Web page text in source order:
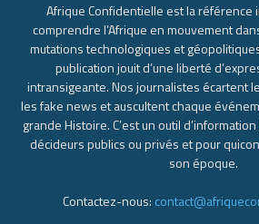
Afrique Confidentielle est la
comprendre l’Afrique en mouvement
mutations technologiques et
publication jouit d’une liberté
intransigeante. Nos journalistes écartent
les fake news et auscultent chaque
grande Histoire. C’est un outil
décideurs publics ou privés et pour
son époque.
Contactez-nous: